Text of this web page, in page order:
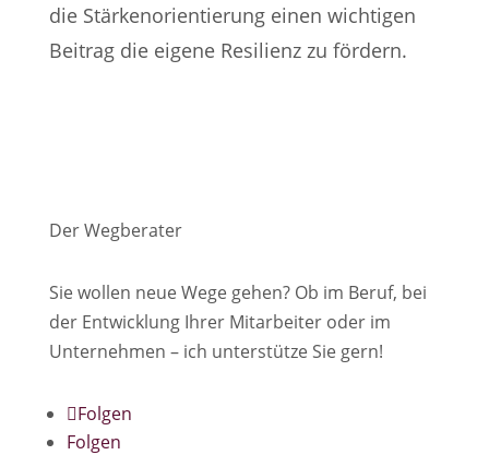
die Stärkenorientierung einen wichtigen
Beitrag die eigene Resilienz zu fördern.
Der Wegberater
Sie wollen neue Wege gehen? Ob im Beruf, bei
der Entwicklung Ihrer Mitarbeiter oder im
Unternehmen – ich unterstütze Sie gern!
Folgen
Folgen